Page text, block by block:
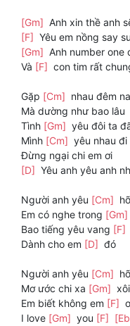
[Gm] Anh xin thề anh
[F] Yêu em nồng say
[Gm] Anh number one
Và [F] con tim rất
Gặp [Cm] nhau đêm
Mà dường như bao lâu
Tình [Gm] yêu đôi ta
Mình [Cm] yêu nhau đi
Đừng ngại chi em ơi
[D] Yêu anh yêu anh
Người anh yêu [Cm]
Em có nghe trong [Gm]
Bao tiếng yêu vang [F]
Dành cho em [D] đó
Người anh yêu [Cm]
Mơ ước chi xa [Gm] xôi
Em biết không em [F]
I love [Gm] you [F]